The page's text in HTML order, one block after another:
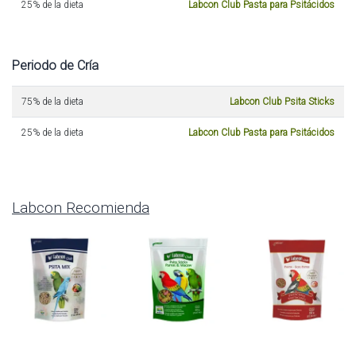
25% de la dieta Labcon Club Pasta para Psitácidos
Periodo de Cría
75% de la dieta Labcon Club Psita Sticks
25% de la dieta Labcon Club Pasta para Psitácidos
Labcon Recomienda